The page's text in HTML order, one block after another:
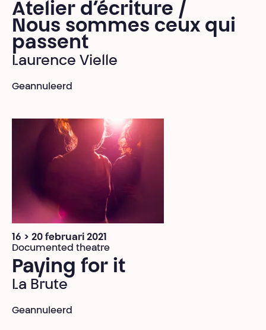
Atelier d’écriture /
Nous sommes ceux qui
passent
Laurence Vielle
Geannuleerd
16 > 20 februari 2021
Documented theatre
Paying for it
La Brute
Geannuleerd